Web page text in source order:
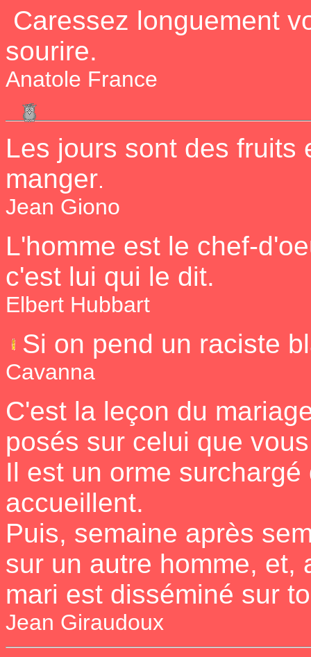
Caressez longuement
sourire.
Anatole France
Les jours sont des fruits
manger.
Jean Giono
L'homme est le chef-
c'est lui qui le dit.
Elbert Hubbart
Si on pend un raciste
Cavanna
C'est la leçon du
posés sur celui que
Il est un orme
accueillent.
Puis, semaine après
sur un autre homme, et,
mari est disséminé sur
Jean Giraudoux